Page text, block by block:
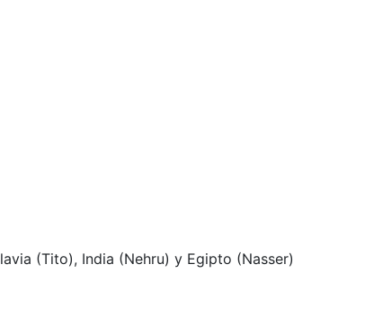
(Tito), India (Nehru) y Egipto (Nasser)